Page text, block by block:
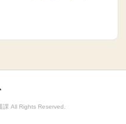
All Rights Reserved.